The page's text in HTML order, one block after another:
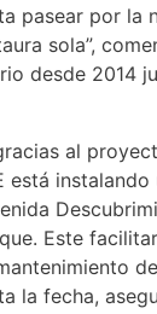
pasear por la
sola”,
desde 2014
al
está
Este
la fecha,